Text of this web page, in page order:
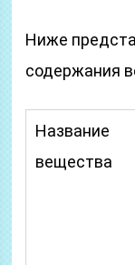
Ниже
содержания
Название
вещества